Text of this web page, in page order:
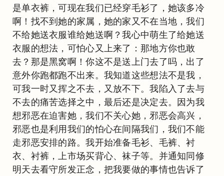
是单衣裤，可现在我们已经穿毛衫了，她该多冷
啊！找不到她的家属，她的家又不在当地，我们
不给她送衣服谁给她送啊？我心中萌生了给她送
衣服的想法，可怕心又上来了：那地方你也敢
去？那是黑窝啊！你这不是送上门去了吗，出了
意外你跑都跑不出来。我知道这些想法不是我，
可我一时又挥之不去，又放不下。我陷入了去与
不去的痛苦选择之中，最后还是决定去。因为我
想邪恶在迫害她，我们不关心她，邪恶会高兴，
邪恶也是利用我们的怕心在间隔我们，我们不能
走邪恶安排的路。我开始准备毛衫、毛裤、衬
衣、衬裤，上市场买背心、袜子等。并通知同修
明天去看守所发正念，把我要做的事情也告诉了